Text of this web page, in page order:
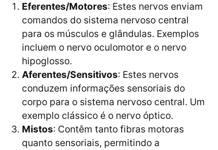
Eferentes/Motores: Estes nervos enviam
comandos do sistema nervoso central
para os músculos e glândulas. Exemplos
incluem o nervo oculomotor e o nervo
hipoglosso.
Aferentes/Sensitivos: Estes nervos
conduzem informações sensoriais do
corpo para o sistema nervoso central. Um
exemplo clássico é o nervo óptico.
Mistos: Contêm tanto fibras motoras
quanto sensoriais, permitindo a